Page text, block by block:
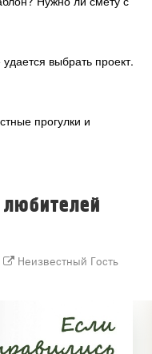
выбрать проект.
прогулки и
Неизвестный Гость